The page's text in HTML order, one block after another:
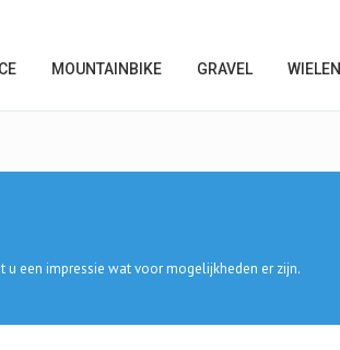
MOUNTAINBIKE GRAVEL WIELEN
u een impressie wat voor mogelijkheden er zijn.